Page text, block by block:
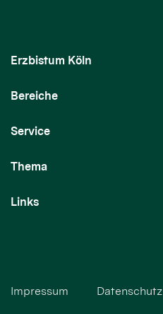
Erzbistum Köln
Bereiche
Service
Thema
Links
Impressum Datenschutz